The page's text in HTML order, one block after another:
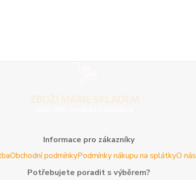
Informace pro zákazníky
Obchodní podmínkyPodmínky nákupu na splátkyO nás
Potřebujete poradit s výběrem?